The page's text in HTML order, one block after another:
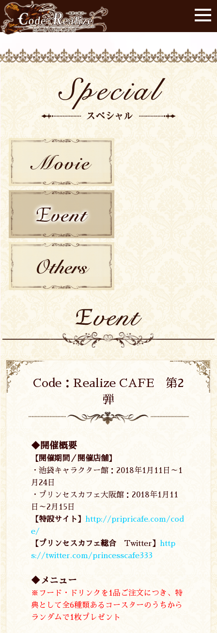
MOVIE
EVENT
Code：Realize CAFE 第2
弾
◆開催概要
【開催期間／ 開催店舗】
・池袋キャラクター館：2018年1月11日～1
月24日
・プリンセスカフェ大阪館：2018年1月11
日～2月15日
【特設サイト】
http://pripricafe.com/cod
e/
【プリンセスカフェ総合 Twitter 】
http
s://twitter.com/princesscafe333
◆メニュー
※フード・ドリンクを1品ご注文につき、特
典として全6種類あるコースターのうちから
ランダムで1枚プレゼント